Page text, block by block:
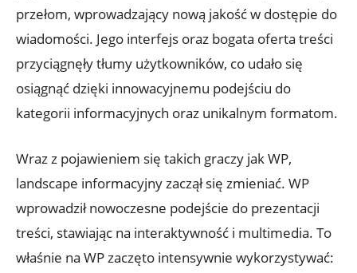
przełom, wprowadzający nową jakość w dostępie do
wiadomości. Jego interfejs oraz bogata oferta treści
przyciągnęły tłumy użytkowników, co udało się
osiągnąć dzięki innowacyjnemu podejściu do
kategorii informacyjnych oraz unikalnym formatom.
Wraz z pojawieniem się takich graczy jak WP,
landscape informacyjny zaczął się zmieniać. WP
wprowadził nowoczesne podejście do prezentacji
treści, stawiając na interaktywność i multimedia. To
właśnie na WP zaczęto intensywnie wykorzystywać: